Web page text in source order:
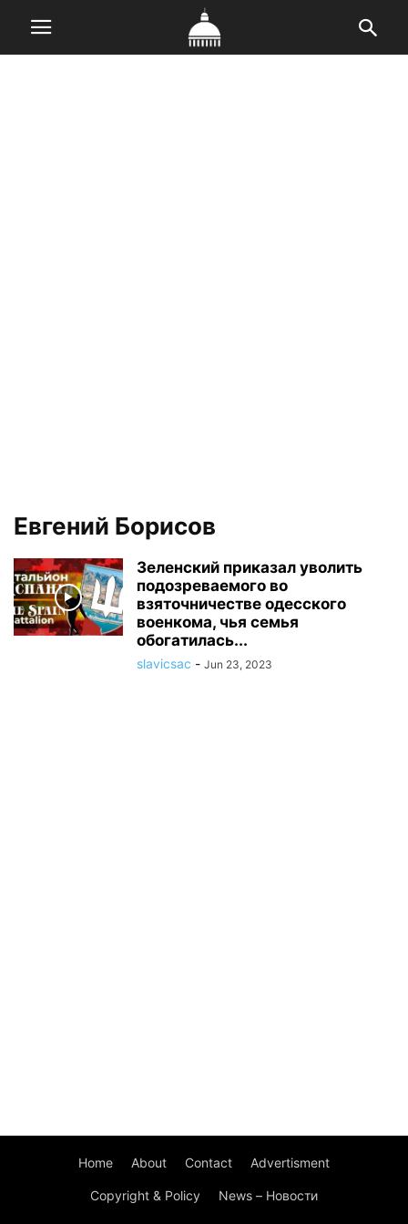
Евгений Борисов
Зеленский приказал уволить
подозреваемого во
взяточничестве одесского
военкома, чья семья
обогатилась...
slavicsac - Jun 23, 2023
Home About Contact Advertisment
Copyright & Policy News – Новости